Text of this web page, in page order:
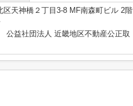
区天神橋２丁目3-8 MF南森町ビル 2階
公益社団法人 近畿地区不動産公正取